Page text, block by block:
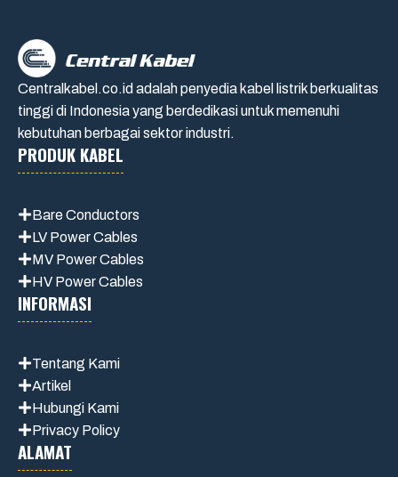
Centralkabel.co.id adalah penyedia kabel listrik berkualitas
tinggi di Indonesia yang berdedikasi untuk memenuhi
kebutuhan berbagai sektor industri.
PRODUK KABEL
Bare Conductors
LV Power Cables
MV Power Cables
HV Power Cables
INFORMASI
Tentang Kami
Artikel
Hubungi Kami
Privacy Policy
ALAMAT